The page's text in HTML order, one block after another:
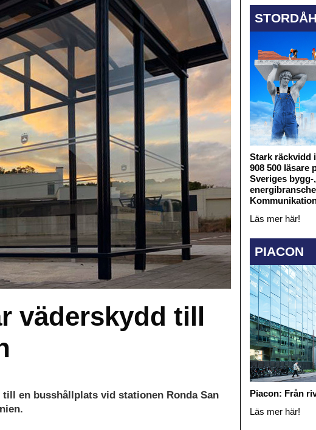
väderskydd till
en busshållplats vid stationen Ronda San
Stark räckvidd
908 500 läsare
Sveriges
Läs mer här!
PIACON
Piacon: Från
Läs mer här!